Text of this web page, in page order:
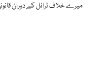
میرے خلاف ٹرائل کے دوران